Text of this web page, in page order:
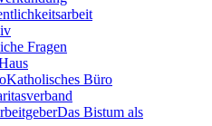
Fragen
Katholisches Büro
Das Bistum als